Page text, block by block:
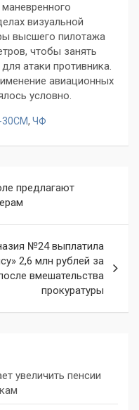
визуальной
высшего пилотажа
чтобы занять
атаки противника.
авиационных
условно.
30СМ, ЧФ
предлагают
№24 выплатила
2,6 млн рублей за
вмешательства
прокуратуры
увеличить пенсии